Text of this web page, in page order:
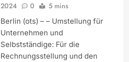
2024
0 5 mins
Berlin (ots) – – Umstellung für
Unternehmen und
Selbstständige: Für die
Rechnungsstellung und den